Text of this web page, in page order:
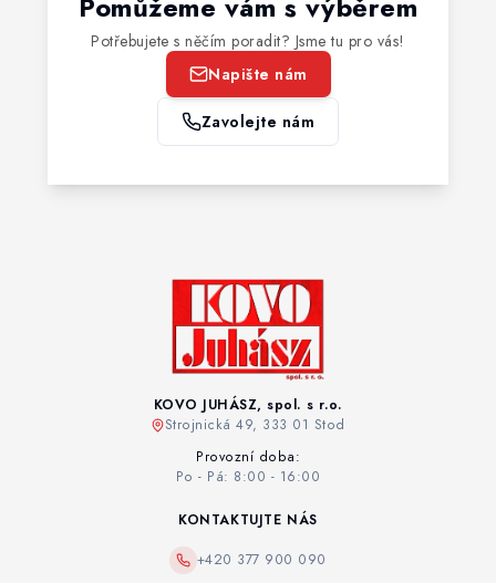
Potřebujete s něčím poradit? Jsme tu pro vás!
Napište nám
Zavolejte nám
KOVO JUHÁSZ, spol. s r.o.
Strojnická 49, 333 01 Stod
Provozní doba:
Po - Pá: 8:00 - 16:00
KONTAKTUJTE NÁS
+420 377 900 090